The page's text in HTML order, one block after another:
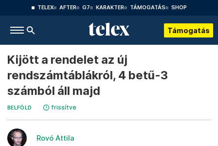
TELEX AFTER G7 KARAKTER TÁMOGATÁS SHOP
Támogatás
Kijött a rendelet az új
rendszámtáblákról, 4 betű-3
számból áll majd
BELFÖLD frissítve
Rovó Attila